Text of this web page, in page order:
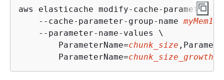
aws elasticache modify-cache-parameter-
    --cache-parameter-group-name
myMem14
    --parameter-name-values \
        ParameterName=
chunk_size
        ParameterName=